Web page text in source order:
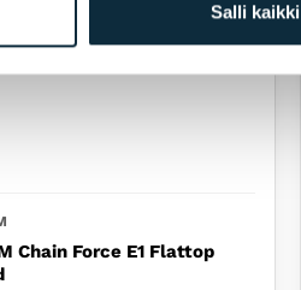
Salli kaikki
Chain Force E1 Flattop